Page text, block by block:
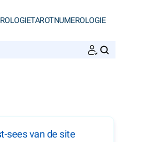
TAROTNUMEROLOGIE
sees van de site